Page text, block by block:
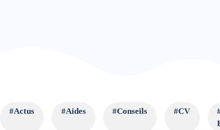
#Actus #Aides #Conseils #CV